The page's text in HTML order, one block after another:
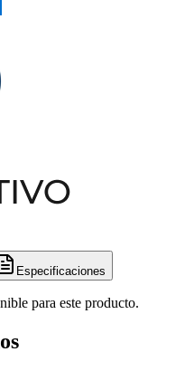
Especificaciones
para este producto.